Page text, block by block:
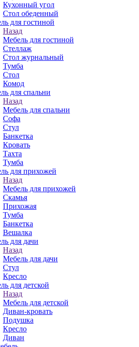
Кухонный угол
Стол обеденный
для гостиной
Назад
Мебель для гостиной
Стеллаж
Стол журнальный
Тумба
Стол
Комод
для спальни
Назад
Мебель для спальни
Софа
Стул
Банкетка
Кровать
Тахта
Тумба
для прихожей
Назад
Мебель для прихожей
Скамья
Прихожая
Тумба
Банкетка
Вешалка
для дачи
Назад
Мебель для дачи
Стул
Кресло
для детской
Назад
Мебель для детской
Диван-кровать
Подушка
Кресло
Диван